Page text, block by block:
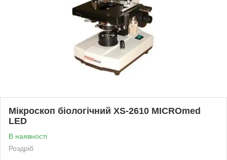
Мікроскоп біологічний XS-2610 MICROmed
LED
В наявності
Роздріб